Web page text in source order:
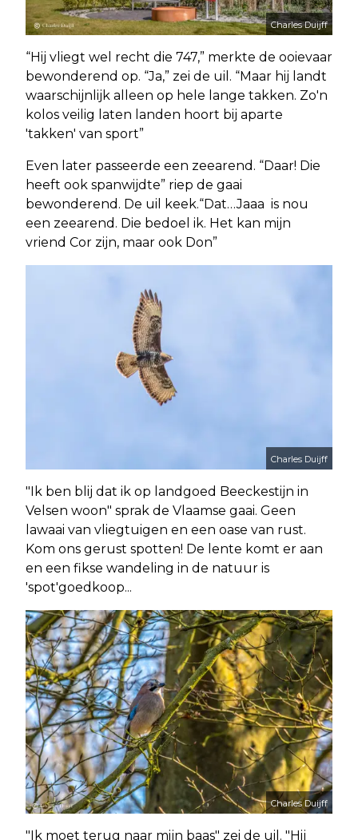
Charles Duijff
“Hij vliegt wel recht die 747,” merkte de ooievaar
bewonderend op. “Ja,” zei de uil. “Maar hij landt
waarschijnlijk alleen op hele lange takken. Zo'n
kolos veilig laten landen hoort bij aparte
'takken' van sport”
Even later passeerde een zeearend. “Daar! Die
heeft ook spanwijdte” riep de gaai
bewonderend. De uil keek.“Dat…Jaaa is nou
een zeearend. Die bedoel ik. Het kan mijn
vriend Cor zijn, maar ook Don”
Charles Duijff
"Ik ben blij dat ik op landgoed Beeckestijn in
Velsen woon" sprak de Vlaamse gaai. Geen
lawaai van vliegtuigen en een oase van rust.
Kom ons gerust spotten! De lente komt er aan
en een fikse wandeling in de natuur is
'spot'goedkoop...
Charles Duijff
"Ik moet terug naar mijn baas" zei de uil. "Hij